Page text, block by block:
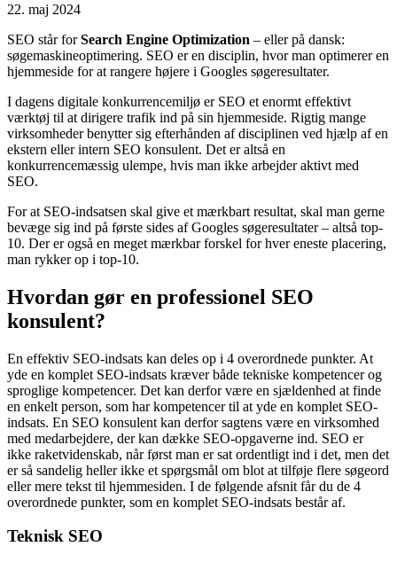
22. maj 2024
SEO står forSearch Engine Optimization – eller på dansk:
søgemaskineoptimering. SEO er en disciplin, hvor man optimerer en
hjemmeside for at rangere højere i Googles søgeresultater.
I dagens digitale konkurrencemiljø er SEO et enormt effektivt
værktøj til at dirigere trafik ind på sin hjemmeside. Rigtig mange
virksomheder benytter sig efterhånden af disciplinen ved hjælp af en
ekstern eller intern SEO konsulent. Det er altså en
konkurrencemæssig ulempe, hvis man ikke arbejder aktivt med
SEO.
For at SEO-indsatsen skal give et mærkbart resultat, skal man gerne
bevæge sig ind på første sides af Googles søgeresultater – altså top-
10. Der er også en meget mærkbar forskel for hver eneste placering,
man rykker op i top-10.
Hvordan gør en professionel SEO
konsulent?
En effektiv SEO-indsats kan deles op i 4 overordnede punkter. At
yde en komplet SEO-indsats kræver både tekniske kompetencer og
sproglige kompetencer. Det kan derfor være en sjældenhed at finde
en enkelt person, som har kompetencer til at yde en komplet SEO-
indsats. En SEO konsulent kan derfor sagtens være en virksomhed
med medarbejdere, der kan dække SEO-opgaverne ind. SEO er
ikke raketvidenskab, når først man er sat ordentligt ind i det, men det
er så sandelig heller ikke et spørgsmål om blot at tilføje flere søgeord
eller mere tekst til hjemmesiden. I de følgende afsnit får du de 4
overordnede punkter, som en komplet SEO-indsats består af.
Teknisk SEO